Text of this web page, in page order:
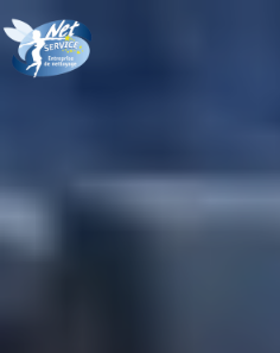
Panneau de gestion des cookies